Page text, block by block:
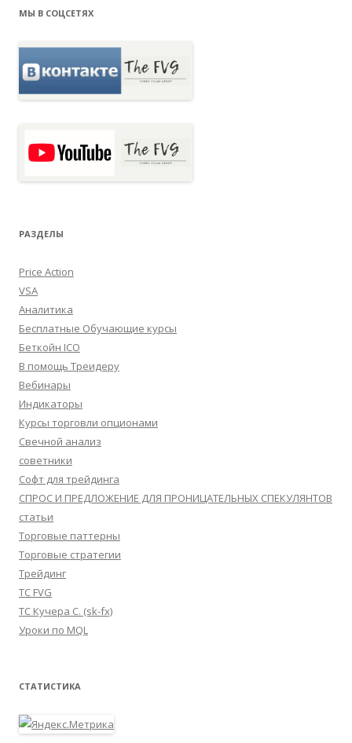
МЫ В СОЦСЕТЯХ
РАЗДЕЛЫ
Price Action
VSA
Аналитика
Бесплатные Обучающие курсы
Беткойн ICO
В помощь Треидеру
Вебинары
Индикаторы
Курсы торговли опционами
Свечной анализ
советники
Софт для трейдинга
СПРОС И ПРЕДЛОЖЕНИЕ ДЛЯ ПРОНИЦАТЕЛЬНЫХ СПЕКУЛЯНТОВ
статьи
Торговые паттерны
Торговые стратегии
Трейдинг
ТС FVG
ТС Кучера С. (sk-fx)
Уроки по MQL
СТАТИСТИКА